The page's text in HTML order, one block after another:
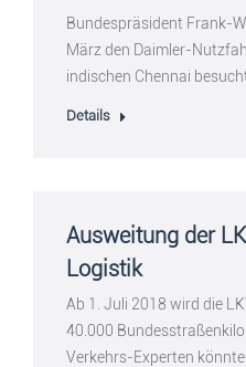
Bundespräsident Frank-
März den Daimler-
indischen Chennai
Details
Ausweitung der
Logistik
Ab 1. Juli 2018 wird die
40.000
Verkehrs-Experten